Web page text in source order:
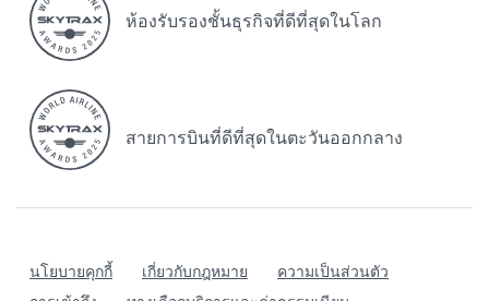
ห้องรับรองชั้นธุรกิจที่ดีที่สุดในโลก
สายการบินที่ดีที่สุดในตะวันออกกลาง
นโยบายคุกกี้ เกี่ยวกับกฎหมาย
ความเป็นส่วนตัว